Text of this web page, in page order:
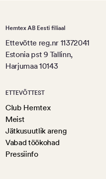
Hemtex AB Eesti filiaal
Ettevõtte reg.nr 11372041
Estonia pst 9 Tallinn,
Harjumaa 10143
ETTEVÕTTEST
Club Hemtex
Meist
Jätkusuutlik areng
Vabad töökohad
Pressiinfo